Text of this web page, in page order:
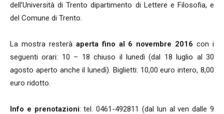
dell’Università di Trento dipartimento di Lettere e Filosofia, e
del Comune di Trento.
La mostra resterà aperta fino al 6 novembre 2016 con i
seguenti orari: 10 – 18 chiuso il lunedì (dal 18 luglio al 30
agosto aperto anche il lunedì). Biglietti: 10,00 euro intero, 8,00
euro ridotto.
Info e prenotazioni: tel. 0461-492811 (dal lun al ven dalle 9